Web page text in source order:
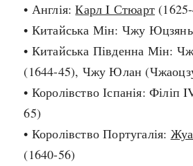
СЬОГОДНІ
ЗАГОЛОВКИ
ПРАВИЛА ЖИТТЯ
ВИ (НЕ) ЗНАЛИ
КАРТИ
НОТА БЕНЕ
• Англія:Карл I Стюарт
• Китайська Мін: Чжу
• Китайська Південна Мін:
(1644-45), Чжу Юлан
• Королівство Іспанія:
65)
• Королівство Португалія:
(1640-56)